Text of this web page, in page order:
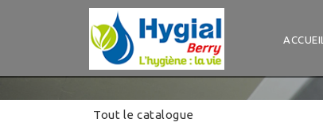
ACCUEIL
Tout le catalogue
Panneau de gestion des cookies